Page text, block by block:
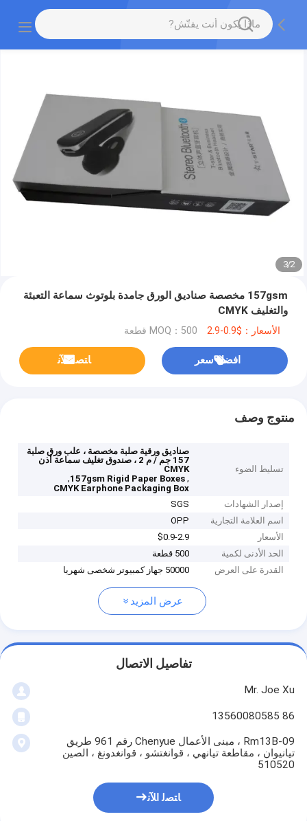
2
/
3
157gsm مخصصة صناديق الورق جامدة بلوتوث سماعة التعبئة
والتغليف CMYK
الأسعار：$0.9-2.9 MOQ：500 قطعة
افضل سعر ﺎﺘﺼﻟ ﺍﻶﻧ
منتوج وصف
تسليط الضوء
صناديق ورقية صلبة مخصصة ، علب ورق صلبة
157 جم / م 2 ، صندوق تغليف سماعة أذن
CMYK
,
157gsm Rigid Paper Boxes
,
CMYK Earphone Packaging Box
إصدار الشهادات
SGS
اسم العلامة التجارية
OPP
الأسعار
$0.9-2.9
الحد الأدنى لكمية
500 قطعة
القدرة على العرض
50000 جهاز كمبيوتر شخصى شهريا
عرض المزيد
تفاصيل الاتصال
Mr. Joe Xu
86 13560080585
Rm13B-09 ، مبنى الأعمال Chenyue رقم 961 طريق
تيانيوان ، مقاطعة تيانهي ، قوانغتشو ، قوانغدونغ ، الصين
510520
ﺎﺘﺼﻟ ﺍﻶﻧ